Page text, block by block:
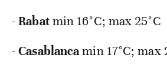
-Rabatmin 16°C; max 25°C
-Casablancamin 17°C; max